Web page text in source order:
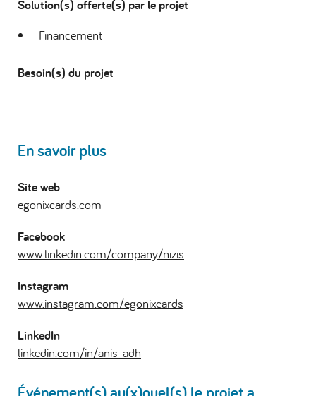
Solution(s) offerte(s) par le projet
Financement
Besoin(s) du projet
En savoir plus
Site web
egonixcards.com
Facebook
www.linkedin.com/company/nizis
Instagram
www.instagram.com/egonixcards
LinkedIn
linkedin.com/in/anis-adh